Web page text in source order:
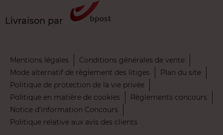
Livraison par
Mentions légales
Conditions générales de vente
Mode alternatif de règlement des litiges
Plan du site
Politique de protection de la vie privée
Politique en matière de cookies
Règlements concours
Notice d’information Concours
Politique relative aux avis des clients